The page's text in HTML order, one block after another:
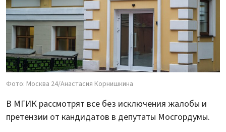
Фото: Москва 24/Анастасия Корнишкина
В МГИК рассмотрят все без исключения жалобы и
претензии от кандидатов в депутаты Мосгордумы.